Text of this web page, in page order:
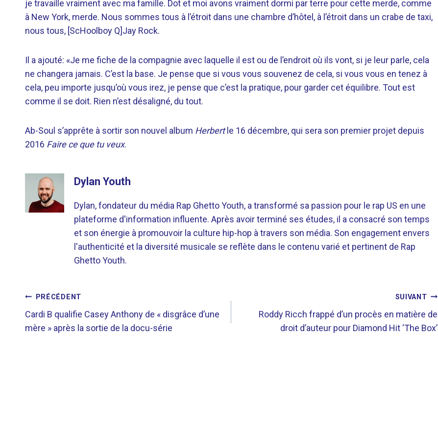
je travaille vraiment avec ma famille. Dot et moi avons vraiment dormi par terre pour cette merde, comme
à New York, merde. Nous sommes tous à l’étroit dans une chambre d’hôtel, à l’étroit dans un crabe de taxi,
nous tous, [ScHoolboy Q]Jay Rock.
Il a ajouté: «Je me fiche de la compagnie avec laquelle il est ou de l’endroit où ils vont, si je leur parle, cela
ne changera jamais. C’est la base. Je pense que si vous vous souvenez de cela, si vous vous en tenez à
cela, peu importe jusqu’où vous irez, je pense que c’est la pratique, pour garder cet équilibre. Tout est
comme il se doit. Rien n’est désaligné, du tout.
Ab-Soul s’apprête à sortir son nouvel album Herbertle 16 décembre, qui sera son premier projet depuis
2016 Faire ce que tu veux.
Dylan Youth
Dylan, fondateur du média Rap Ghetto Youth, a transformé sa passion pour le rap US en une
plateforme d'information influente. Après avoir terminé ses études, il a consacré son temps
et son énergie à promouvoir la culture hip-hop à travers son média. Son engagement envers
l'authenticité et la diversité musicale se reflète dans le contenu varié et pertinent de Rap
Ghetto Youth.
NAVIGATION
DE
PRÉCÉDENT
Cardi B qualifie Casey Anthony de « disgrâce d’une
mère » après la sortie de la docu-série
SUIVANT
Roddy Ricch frappé d’un procès en matière de
droit d’auteur pour Diamond Hit ‘The Box’